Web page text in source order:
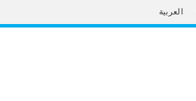
العربية